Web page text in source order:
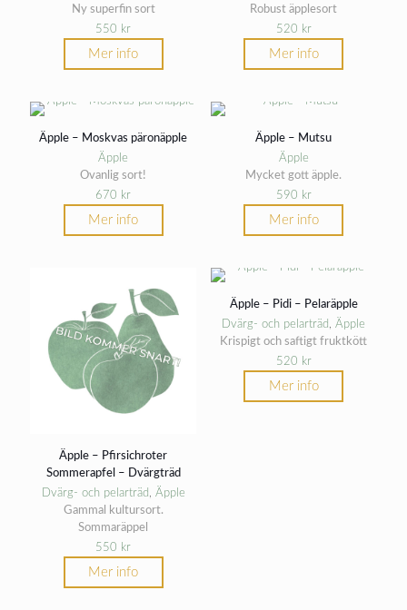
Ny superfin sort
550 kr
Mer info
Robust äpplesort
520 kr
Mer info
Äpple – Moskvas päronäpple
Äpple
Ovanlig sort!
670 kr
Mer info
Äpple – Mutsu
Äpple
Mycket gott äpple.
590 kr
Mer info
Äpple – Pfirsichroter
Sommerapfel – Dvärgträd
Dvärg- och pelarträd, Äpple
Gammal kultursort.
Sommaräppel
550 kr
Mer info
Äpple – Pidi – Pelaräpple
Dvärg- och pelarträd,Äpple
Krispigt och saftigt fruktkött
520 kr
Mer info